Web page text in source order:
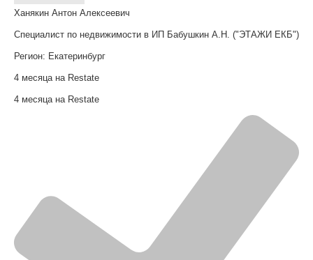
Ханякин Антон Алексеевич
Специалист по недвижимости в ИП Бабушкин А.Н. ("ЭТАЖИ ЕКБ")
Регион: Екатеринбург
4 месяца на Restate
4 месяца на Restate